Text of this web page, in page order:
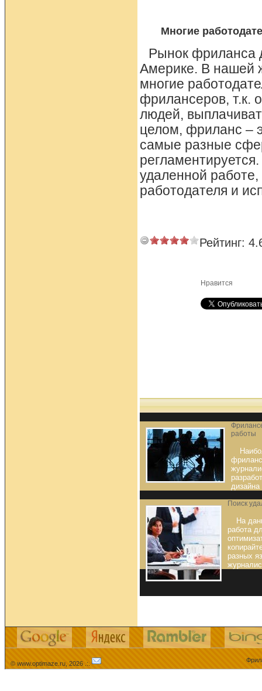
Многие
Рынок фриланса
Америке. В нашей
многие
фрилансеров, т.к.
людей,
целом, фриланс –
самые разные
удаленной
работодателя и
Рейтинг:
Нравится
работы
дизайна
Поиск
На
работа
разных
© www.optimaze.ru, 2026 .:.